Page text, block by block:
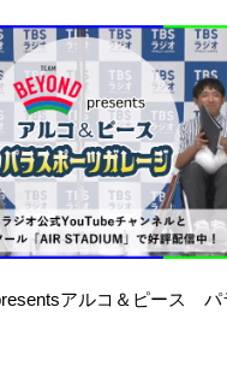
アルコ＆ピース パ